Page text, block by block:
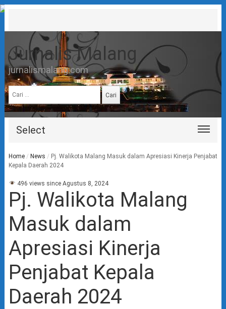
Jurnalis Malang
jurnalismalang.com
Cari
untuk:
Select
Home / News / Pj. Walikota Malang Masuk dalam Apresiasi Kinerja Penjabat
Kepala Daerah 2024
496 views since Agustus 8, 2024
Pj. Walikota Malang
Masuk dalam
Apresiasi Kinerja
Penjabat Kepala
Daerah 2024